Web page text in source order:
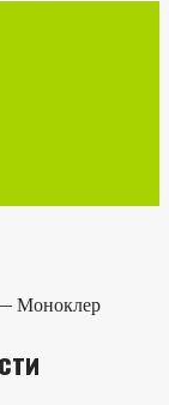
Моноклер